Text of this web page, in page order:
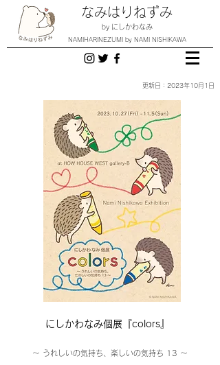
なみはりねずみ
by にしかわなみ
NAMIHARINEZUMI by NAMI NISHIKAWA
にしかわなみ個展『colors』
〜 うれしいの気持ち、楽しいの気持ち 13 〜
更新日：2023年10月1日